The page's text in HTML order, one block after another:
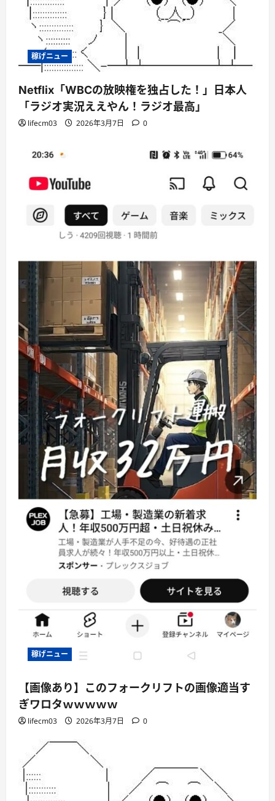
稼げニュー
Netflix「WBCの放映権を独占した！」日本人
「ラジオ実況ええやん！ラジオ最高」
lifecm03 2026年3月7日 0
稼げニュー
【画像あり】このフォークリフトの画像適当す
ぎワロタｗｗｗｗｗ
lifecm03 2026年3月7日 0